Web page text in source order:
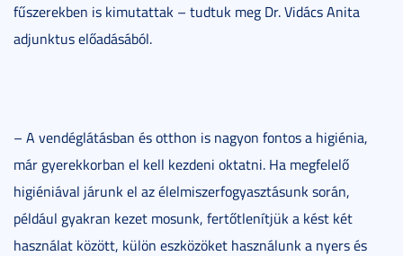
fűszerekben is kimutattak – tudtuk meg Dr. Vidács Anita
adjunktus előadásából.
– A vendéglátásban és otthon is nagyon fontos a higiénia,
már gyerekkorban el kell kezdeni oktatni. Ha megfelelő
higiéniával járunk el az élelmiszerfogyasztásunk során,
például gyakran kezet mosunk, fertőtlenítjük a kést két
használat között, külön eszközöket használunk a nyers és